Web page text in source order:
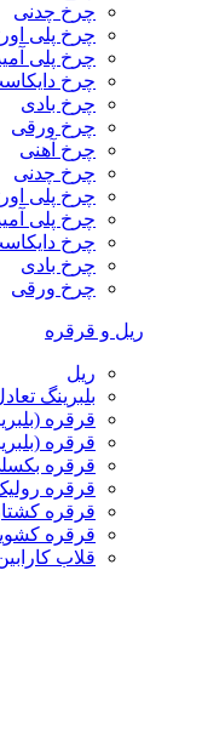
چرخ چدنی
چرخ پلی
چرخ پلی
چرخ
چرخ بادی
چرخ ورقی
چرخ آهنی
چرخ چدنی
چرخ پلی
چرخ پلی
چرخ
چرخ بادی
چرخ ورقی
ریل و قرقره
ریل
بلبرینگ
قرقره
قرقره
قرقره
قرقره
قرقره
قرقره
قلاب